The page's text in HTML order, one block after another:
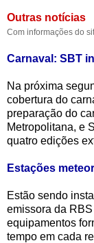
Outras notícias
Com informações do
Carnaval: SBT
Na próxima
cobertura do
preparação do
Metropolitana, e
quatro edições
Estações
Estão sendo
emissora da
equipamentos
tempo em cada